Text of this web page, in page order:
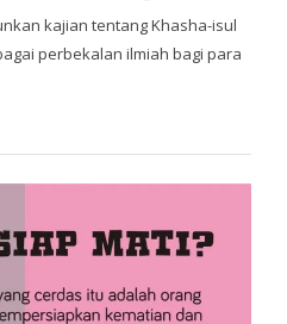
kajian tentang Khasha-isul
perbekalan ilmiah bagi para